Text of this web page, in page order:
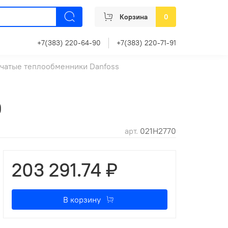
Корзина 0
+7(383) 220-64-90 +7(383) 220-71-91
теплообменники Danfoss
арт. 021H2770
203 291.74 ₽
В корзину